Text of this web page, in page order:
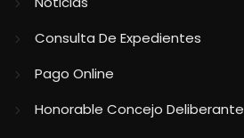
Consulta De Expedientes
Pago Online
Honorable Concejo Deliberante